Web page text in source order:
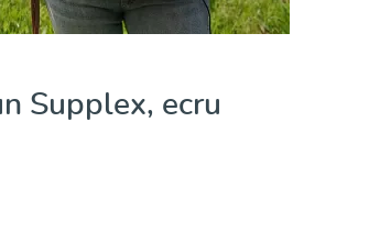
Supplex, ecru